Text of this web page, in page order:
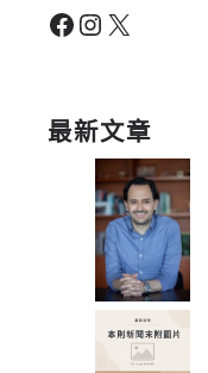
Facebook Instagram X
最新文章